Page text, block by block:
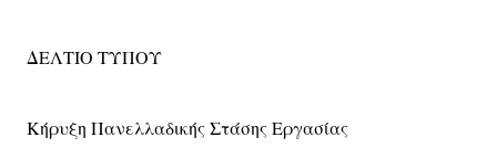
ΔΕΛΤΙΟ ΤΥΠΟΥ
Κήρυξη Πανελλαδικής Στάσης Εργασίας